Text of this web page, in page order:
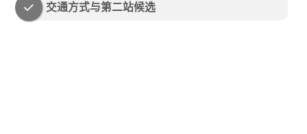
交通方式与第二站候选